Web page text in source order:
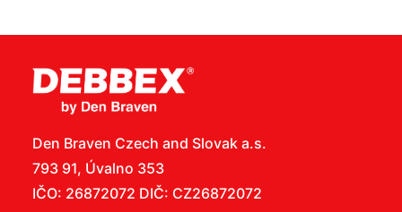
Den Braven Czech and Slovak a.s.
793 91, Úvalno 353
IČO: 26872072 DIČ: CZ26872072